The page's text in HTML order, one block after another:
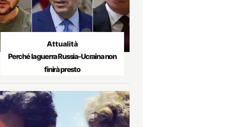
Attualità
Perché la guerra Russia-Ucraina non
finirà presto